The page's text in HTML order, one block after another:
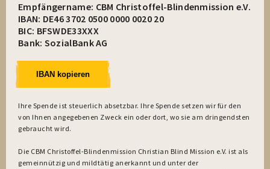
Empfängername: CBM Christoffel-Blindenmission e.V.
IBAN: DE46 3702 0500 0000 0020 20
BIC: BFSWDE33XXX
Bank: SozialBank AG
IBAN kopieren
Ihre Spende ist steuerlich absetzbar. Ihre Spende setzen wir für den
von Ihnen angegebenen Zweck ein oder dort, wo sie am dringendsten
gebraucht wird.
Die CBM Christoffel-Blindenmission Christian Blind Mission e.V. ist als
gemeinnützig und mildtätig anerkannt und unter der